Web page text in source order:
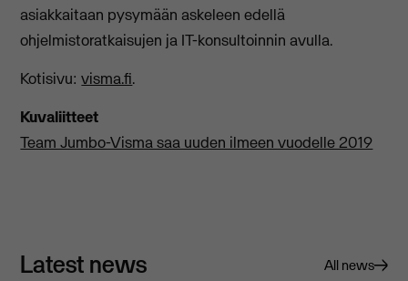
asiakkaitaan pysymään askeleen edellä
ohjelmistoratkaisujen ja IT-konsultoinnin avulla.
Kotisivu:visma.fi.
Kuvaliitteet
Team Jumbo-Visma saa uuden ilmeen vuodelle 2019
Latest news All news